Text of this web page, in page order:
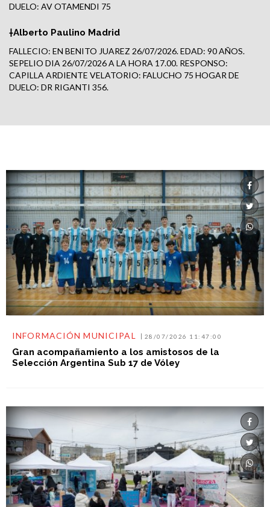
DUELO: AV OTAMENDI 75
†Alberto Paulino Madrid
FALLECIO: EN BENITO JUAREZ 26/07/2026. EDAD: 90 AÑOS.
SEPELIO DIA 26/07/2026 A LA HORA 17.00. RESPONSO:
CAPILLA ARDIENTE VELATORIO: FALUCHO 75 HOGAR DE
DUELO: DR RIGANTI 356.
INFORMACIÓN MUNICIPAL 28/07/2026 11:47:00
Gran acompañamiento a los amistosos de la
Selección Argentina Sub 17 de Vóley